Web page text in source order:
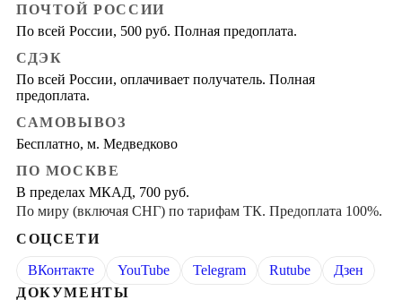
ПОЧТОЙ РОССИИ
По всей России, 500 руб. Полная предоплата.
СДЭК
По всей России, оплачивает получатель. Полная
предоплата.
САМОВЫВОЗ
Бесплатно, м. Медведково
ПО МОСКВЕ
В пределах МКАД, 700 руб.
По миру (включая СНГ) по тарифам ТК. Предоплата 100%.
СОЦСЕТИ
ВКонтакте YouTube Telegram Rutube
Дзен
ДОКУМЕНТЫ